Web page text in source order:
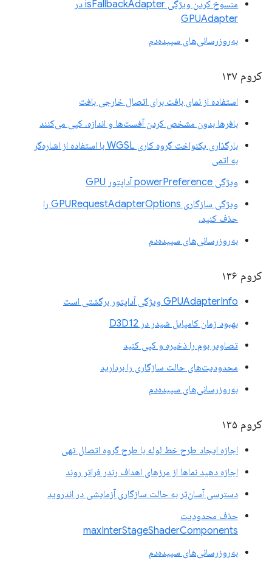
منسوخ کردن ویژگی isFallbackAdapter در
GPUAdapter
به‌روزرسانی‌های سپیده‌دم
کروم ۱۳۷
استفاده از نمای بافت برای اتصال خارجی بافت
بافرها بدون مشخص کردن آفست‌ها و اندازه، کپی می‌کنند
بارگذاری یکنواخت گروه کاری WGSL با استفاده از اشاره‌گر
به اتمی
ویژگی powerPreference آداپتور GPU
ویژگی سازگاری GPURequestAdapterOptions را
حذف کنید.
به‌روزرسانی‌های سپیده‌دم
کروم ۱۳۶
GPUAdapterInfo ویژگی آداپتور برگشتی است
بهبود زمان کامپایل شیدر در D3D12
تصاویر بوم را ذخیره و کپی کنید
محدودیت‌های حالت سازگاری را بردارید
به‌روزرسانی‌های سپیده‌دم
کروم ۱۳۵
اجازه ایجاد طرح خط لوله با طرح گروه اتصال تهی
اجازه دهید نماها از مرزهای اهداف رندر فراتر روند
دسترسی آسان‌تر به حالت سازگاری آزمایشی در اندروید
حذف محدودیت
maxInterStageShaderComponents
به‌روزرسانی‌های سپیده‌دم